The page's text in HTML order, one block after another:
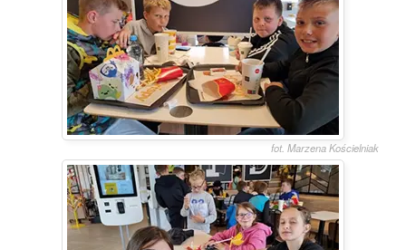
fot. Marzena Kościelniak